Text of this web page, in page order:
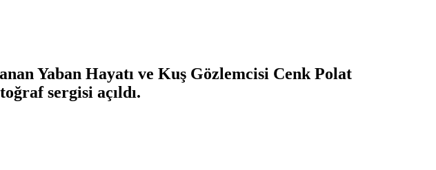
Yaban Hayatı ve Kuş Gözlemcisi Cenk Polat
sergisi açıldı.